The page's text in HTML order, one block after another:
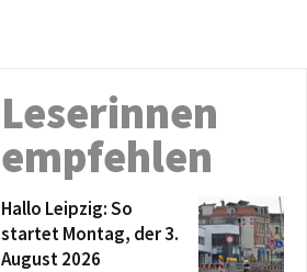
Leserinnen
empfehlen
Hallo Leipzig: So
startet Montag, der 3.
August 2026